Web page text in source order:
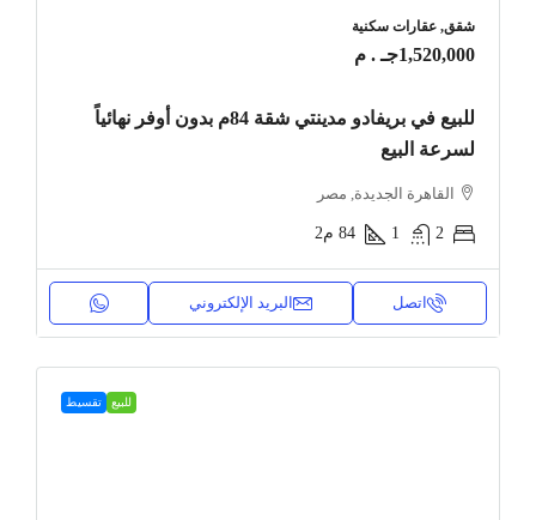
شقق, عقارات سكنية
1,520,000جـ . م
للبيع في بريفادو مدينتي شقة 84م بدون أوفر نهائياً
لسرعة البيع
القاهرة الجديدة, مصر
2
1
84 م2
اتصل البريد الإلكتروني
للبيع تقسيط